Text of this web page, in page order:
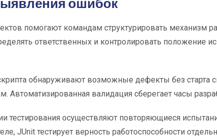
помогают командам структурировать механизм
ответственных и контролировать положение
обнаруживают возможные дефекты без старта
Автоматизированная валидация сберегает часы
тестирования осуществляют повторяющиеся
JUnit тестирует верность работоспособности